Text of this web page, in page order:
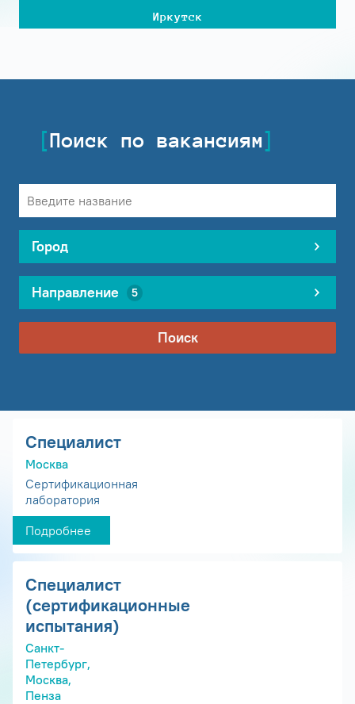
Иркутск
Поиск по вакансиям
Город
Направление 5
Поиск
Специалист
Москва
Сертификационная
лаборатория
Подробнее
Специалист
(сертификационные
испытания)
Санкт-
Петербург,
Москва,
Пенза